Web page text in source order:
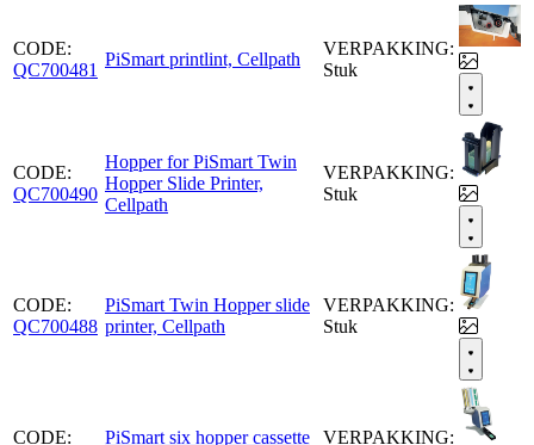
CODE:
QC700481
PiSmart printlint, Cellpath
VERPAKKING:
Stuk
CODE:
QC700490
Hopper for PiSmart Twin
Hopper Slide Printer,
Cellpath
VERPAKKING:
Stuk
CODE:
QC700488
PiSmart Twin Hopper slide
printer, Cellpath
VERPAKKING:
Stuk
CODE:
PiSmart six hopper cassette
VERPAKKING: